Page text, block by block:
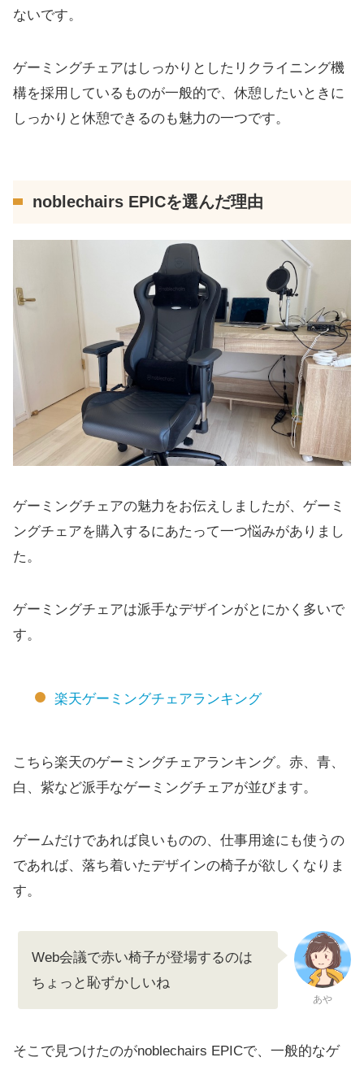
ないです。
ゲーミングチェアはしっかりとしたリクライニング機
構を採用しているものが一般的で、休憩したいときに
しっかりと休憩できるのも魅力の一つです。
noblechairs EPICを選んだ理由
ゲーミングチェアの魅力をお伝えしましたが、ゲーミ
ングチェアを購入するにあたって一つ悩みがありまし
た。
ゲーミングチェアは派手なデザインがとにかく多いで
す。
楽天ゲーミングチェアランキング
こちら楽天のゲーミングチェアランキング。赤、青、
白、紫など派手なゲーミングチェアが並びます。
ゲームだけであれば良いものの、仕事用途にも使うの
であれば、落ち着いたデザインの椅子が欲しくなりま
す。
Web会議で赤い椅子が登場するのは
ちょっと恥ずかしいね
あや
そこで見つけたのがnoblechairs EPICで、一般的なゲ